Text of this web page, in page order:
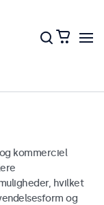
kommerciel
hvilket
og